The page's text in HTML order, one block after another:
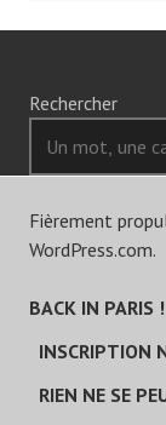
des
articles
Rechercher
Fièrement
WordPress.com.
BACK IN PARIS !
INSCRIPTION
RIEN NE SE